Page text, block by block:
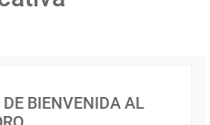
BIENVENIDA AL